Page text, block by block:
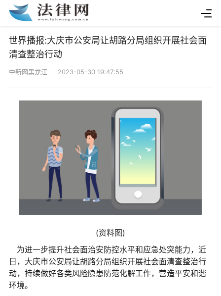
世界播报:大庆市公安局让胡路分局组织开展社会面
清查整治行动
中新网黑龙江 2023-05-30 19:47:55
(资料图)
为进一步提升社会面治安防控水平和应急处突能力，近
日，大庆市公安局让胡路分局组织开展社会面清查整治行
动，持续做好各类风险隐患防范化解工作，营造平安和谐
环境。